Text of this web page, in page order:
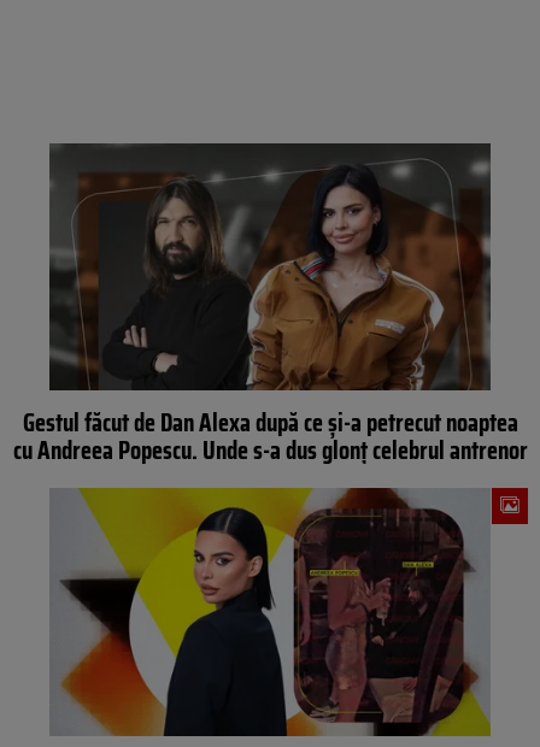
Gestul făcut de Dan Alexa după ce și-a petrecut noaptea
cu Andreea Popescu. Unde s-a dus glonț celebrul antrenor